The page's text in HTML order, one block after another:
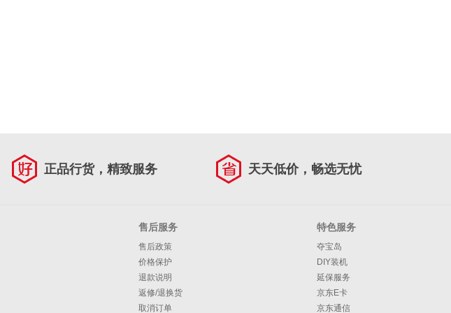
正品行货，精致服务 天天低价，畅选无忧
售后服务
售后政策
价格保护
退款说明
返修/退换货
取消订单
特色服务
夺宝岛
DIY装机
延保服务
京东E卡
京东通信